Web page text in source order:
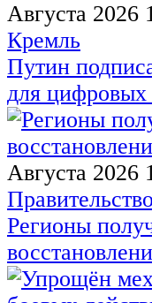
Августа 2026
Кремль
Путин
для
Августа 2026
Правительство
Регионы